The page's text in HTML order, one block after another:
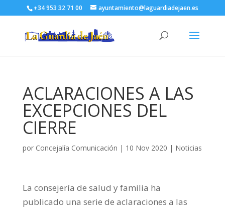
+34 953 32 71 00 ayuntamiento@laguardiadejaen.es
ACLARACIONES A LAS
EXCEPCIONES DEL
CIERRE
por Concejalía Comunicación | 10 Nov 2020 | Noticias
La consejería de salud y familia ha
publicado una serie de aclaraciones a las